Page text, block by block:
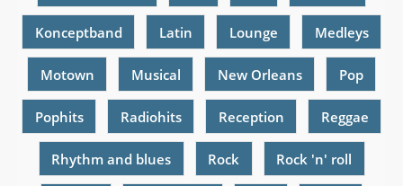
Konceptband Latin Lounge Medleys
Motown Musical New Orleans Pop
Pophits Radiohits Reception Reggae
Rhythm and blues Rock Rock 'n' roll